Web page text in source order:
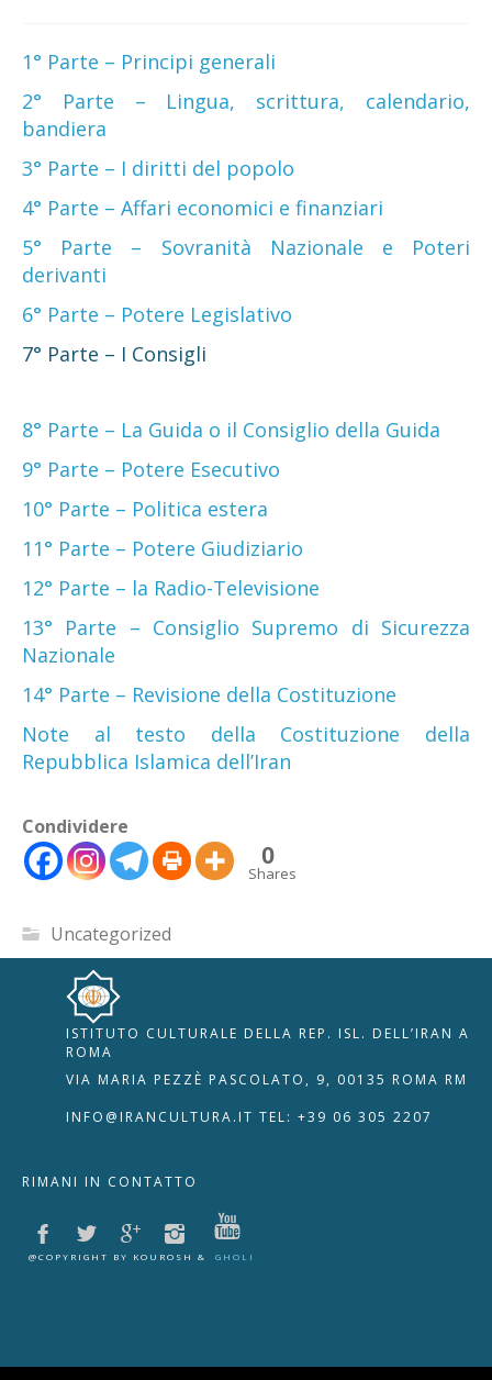
1° Parte – Principi generali
2° Parte – Lingua, scrittura, calendario,
bandiera
3° Parte – I diritti del popolo
4° Parte – Affari economici e finanziari
5° Parte – Sovranità Nazionale e Poteri
derivanti
6° Parte – Potere Legislativo
7° Parte – I Consigli
8° Parte – La Guida o il Consiglio della Guida
9° Parte – Potere Esecutivo
10° Parte – Politica estera
11° Parte – Potere Giudiziario
12° Parte – la Radio-Televisione
13° Parte – Consiglio Supremo di Sicurezza
Nazionale
14° Parte – Revisione della Costituzione
Note al testo della Costituzione della
Repubblica Islamica dell’Iran
Condividere
0
Shares
Uncategorized
ISTITUTO CULTURALE DELLA REP. ISL. DELL’IRAN A
ROMA
VIA MARIA PEZZÈ PASCOLATO, 9, 00135 ROMA RM
INFO@IRANCULTURA.IT TEL: +39 06 305 2207
RIMANI IN CONTATTO
@COPYRIGHT BY KOUROSH & GHOLI
RIPRISTINA 🇮🇹 🇬🇧
Disattiva Immagini
Evidenzia Link